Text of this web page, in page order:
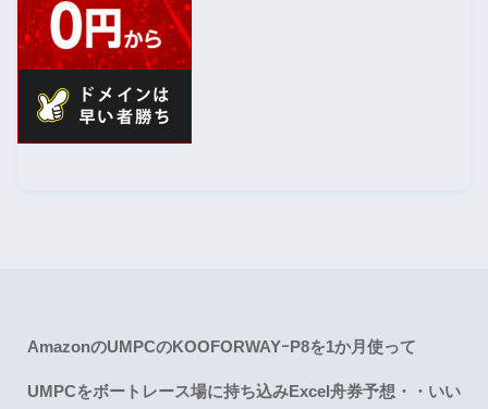
AmazonのUMPCのKOOFORWAYｰP8を1か月使って
UMPCをボートレース場に持ち込みExcel舟券予想・・いい